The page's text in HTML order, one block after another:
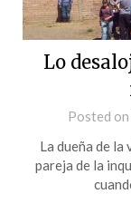
Lo
Posted on
La dueña de
pareja de la